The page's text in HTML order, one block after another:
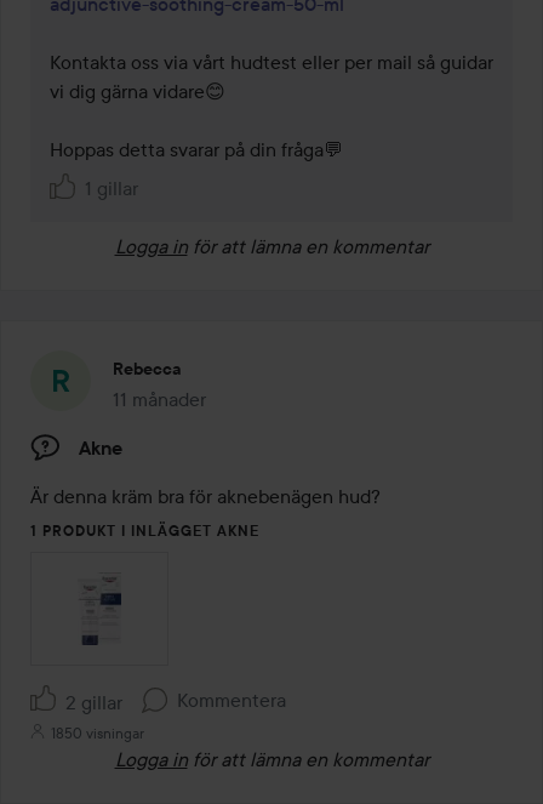
Kontakta oss via vårt hudtest eller per mail så guidar
vi dig gärna vidare😊
Hoppas detta svarar på din fråga💬
1 gillar
Logga in för att lämna en kommentar
Rebecca
11 månader
Inlägget skapades 11 månader
Akne
Är denna kräm bra för aknebenägen hud?
1 PRODUKT I INLÄGGET AKNE
2 gillar Kommentera
1850 visningar
Logga in för att lämna en kommentar